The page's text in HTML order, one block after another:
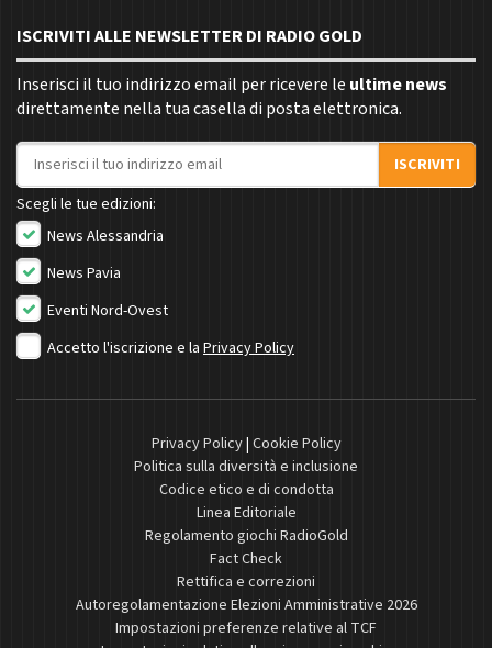
ISCRIVITI ALLE NEWSLETTER DI RADIO GOLD
Inserisci il tuo indirizzo email per ricevere le ultime news
direttamente nella tua casella di posta elettronica.
Indirizzo email
ISCRIVITI
Scegli le tue edizioni:
News Alessandria
News Pavia
Eventi Nord-Ovest
Accetto l'iscrizione e la Privacy Policy
Privacy Policy| Cookie Policy
Politica sulla diversità e inclusione
Codice etico e di condotta
Linea Editoriale
Regolamento giochi RadioGold
Fact Check
Rettifica e correzioni
Autoregolamentazione Elezioni Amministrative 2026
Impostazioni preferenze relative al TCF